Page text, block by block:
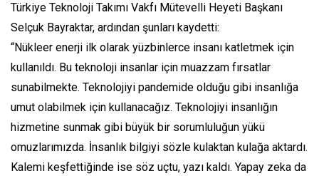
Türkiye Teknoloji Takımı Vakfı Mütevelli Heyeti Başkanı
Selçuk Bayraktar, ardından şunları kaydetti:
“Nükleer enerji ilk olarak yüzbinlerce insanı katletmek için
kullanıldı. Bu teknoloji insanlar için muazzam fırsatlar
sunabilmekte. Teknolojiyi pandemide olduğu gibi insanlığa
umut olabilmek için kullanacağız. Teknolojiyi insanlığın
hizmetine sunmak gibi büyük bir sorumluluğun yükü
omuzlarımızda. İnsanlık bilgiyi sözle kulaktan kulağa aktardı.
Kalemi keşfettiğinde ise söz uçtu, yazı kaldı. Yapay zeka da